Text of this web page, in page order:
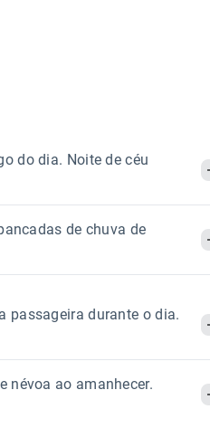
do dia. Noite de céu
47%78%
Minguante
de chuva de
Umidade do ar
passageira durante o dia.
névoa ao amanhecer.